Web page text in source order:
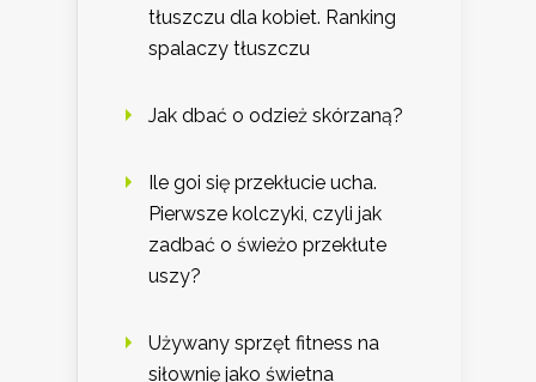
tłuszczu dla kobiet. Ranking
spalaczy tłuszczu
Jak dbać o odzież skórzaną?
Ile goi się przekłucie ucha.
Pierwsze kolczyki, czyli jak
zadbać o świeżo przekłute
uszy?
Używany sprzęt fitness na
siłownię jako świetna